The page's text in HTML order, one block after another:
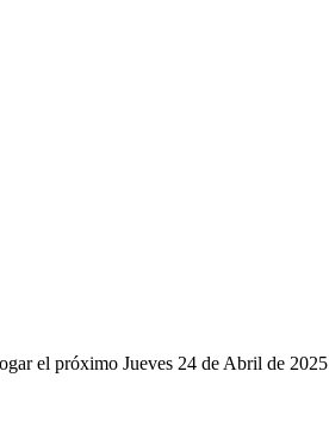
el próximo Jueves 24 de Abril de